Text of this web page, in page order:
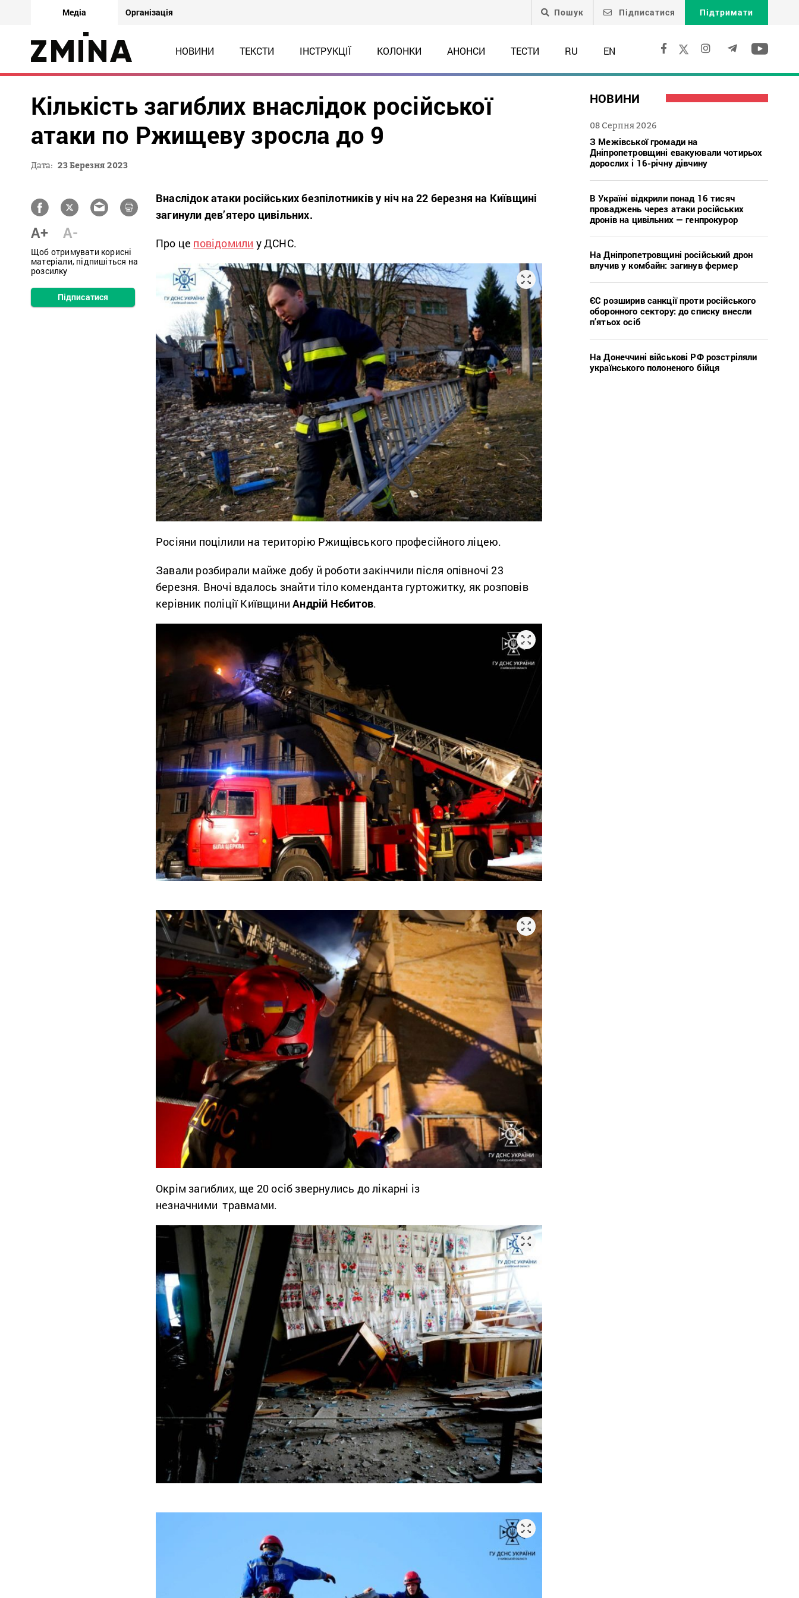
Медіа Організація Пошук Підписатися Підтримати
НОВИНИ ТЕКСТИ ІНСТРУКЦІЇ КОЛОНКИ АНОНСИ ТЕСТИ RU EN
Кількість загиблих внаслідок російської
атаки по Ржищеву зросла до 9
Дата: 23 Березня 2023
A+ A-
Щоб отримувати корисні
матеріали, підпишіться на
розсилку
Підписатися
Внаслідок атаки російських безпілотників у ніч на 22 березня на Київщині
загинули дев’ятеро цивільних.
Про це повідомили у ДСНС.
Росіяни поцілили на територію Ржищівського професійного ліцею.
Завали розбирали майже добу й роботи закінчили після опівночі 23
березня. Вночі вдалось знайти тіло коменданта гуртожитку, як розповів
керівник поліції КиївщиниАндрій Нєбитов.
Окрім загиблих, ще 20 осіб звернулись до лікарні із
незначними травмами.
НОВИНИ
08 Серпня 2026
З Межівської громади на
Дніпропетровщині евакуювали чотирьох
дорослих і 16-річну дівчину
В Україні відкрили понад 16 тисяч
проваджень через атаки російських
дронів на цивільних — генпрокурор
На Дніпропетровщині російський дрон
влучив у комбайн: загинув фермер
ЄС розширив санкції проти російського
оборонного сектору: до списку внесли
п’ятьох осіб
На Донеччині військові РФ розстріляли
українського полоненого бійця